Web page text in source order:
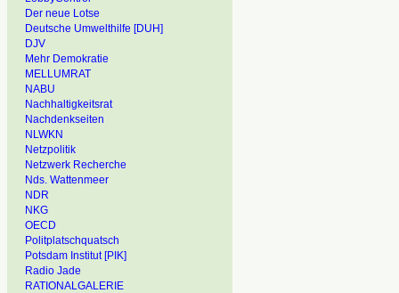
Der neue Lotse
Deutsche Umwelthilfe [DUH]
DJV
Mehr Demokratie
MELLUMRAT
NABU
Nachhaltigkeitsrat
Nachdenkseiten
NLWKN
Netzpolitik
Netzwerk Recherche
Nds. Wattenmeer
NDR
NKG
OECD
Politplatschquatsch
Potsdam Institut [PIK]
Radio Jade
RATIONALGALERIE